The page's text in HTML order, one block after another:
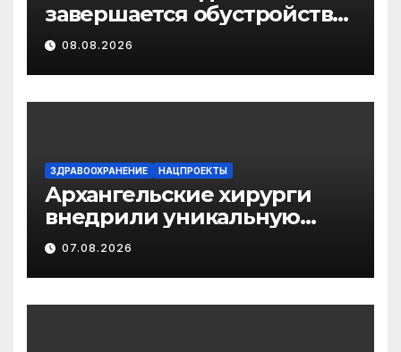
завершается обустройство
волейбольной и
баскетбольной площадок
08.08.2026
ЗДРАВООХРАНЕНИЕ НАЦПРОЕКТЫ
Архангельские хирурги
внедрили уникальную
методику
малотравматичного
лечения патологии
диафрагмы
07.08.2026